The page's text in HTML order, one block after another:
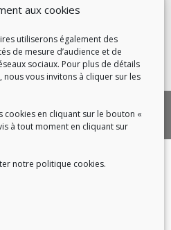
aux cookies
utiliserons également des
de mesure d’audience et de
sociaux. Pour plus de détails
vous invitons à cliquer sur les
en cliquant sur le bouton «
à tout moment en cliquant sur
notre politique cookies.